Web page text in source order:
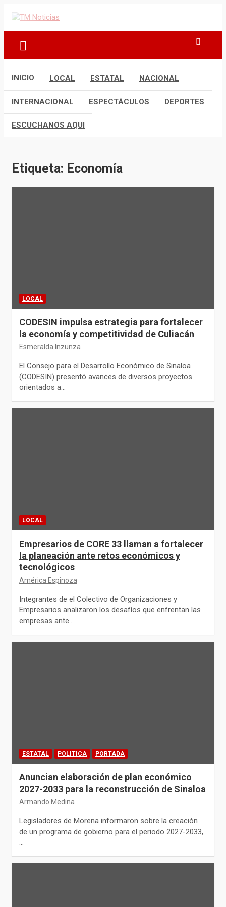
contenido
TM Noticias
INICIO LOCAL ESTATAL NACIONAL
INTERNACIONAL ESPECTÁCULOS DEPORTES
ESCUCHANOS AQUI
Etiqueta: Economía
LOCAL
CODESIN impulsa estrategia para fortalecer
la economía y competitividad de Culiacán
Esmeralda Inzunza
El Consejo para el Desarrollo Económico de Sinaloa
(CODESIN) presentó avances de diversos proyectos
orientados a…
LOCAL
Empresarios de CORE 33 llaman a fortalecer
la planeación ante retos económicos y
tecnológicos
América Espinoza
Integrantes de el Colectivo de Organizaciones y
Empresarios analizaron los desafíos que enfrentan las
empresas ante…
ESTATAL POLITICA PORTADA
Anuncian elaboración de plan económico
2027-2033 para la reconstrucción de Sinaloa
Armando Medina
Legisladores de Morena informaron sobre la creación
de un programa de gobierno para el periodo 2027-2033,
…